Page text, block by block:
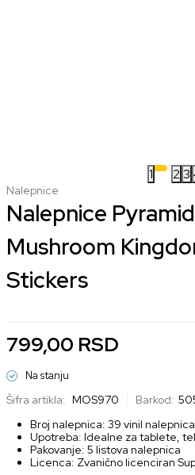
1 2 3
Nalepnice
Nalepnice
Mushroom
Stickers
799,00 RSD
Na stanju
Šifra artikla: MOS970 Barkod:
Broj nalepnica: 39 vinil nalepnica
Upotreba: Idealne za tablete,
Pakovanje: 5 listova nalepnica
Licenca: Zvanično licenciran